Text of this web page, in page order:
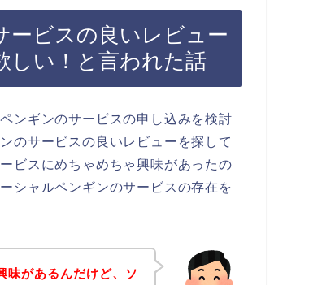
ービスの良いレビュー
しい！と言われた話
ンギンのサービスの申し込みを検討
のサービスの良いレビューを探して
ビスにめちゃめちゃ興味があったの
シャルペンギンのサービスの存在を
味があるんだけど、ソ